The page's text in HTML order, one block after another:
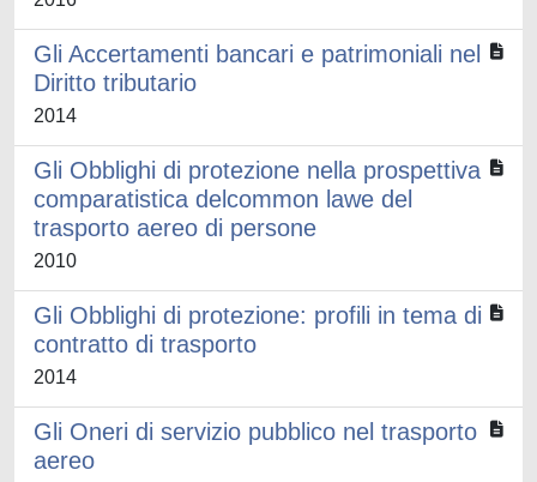
Gli Accertamenti bancari e patrimoniali nel
Diritto tributario
2014
Gli Obblighi di protezione nella prospettiva
comparatistica delcommon lawe del
trasporto aereo di persone
2010
Gli Obblighi di protezione: profili in tema di
contratto di trasporto
2014
Gli Oneri di servizio pubblico nel trasporto
aereo